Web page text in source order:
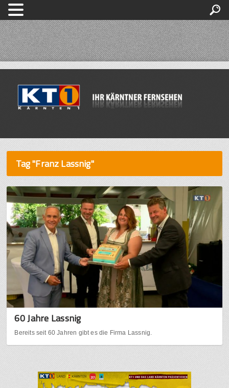
Tag "Franz Lassnig"
60 Jahre Lassnig
Bereits seit 60 Jahren gibt es die Firma Lassnig.